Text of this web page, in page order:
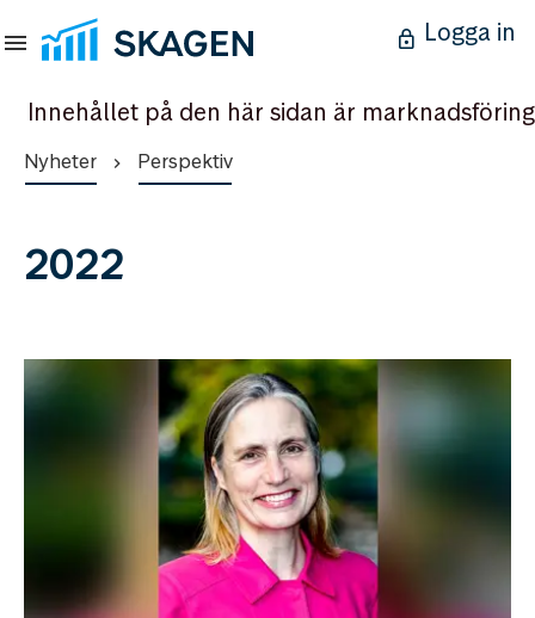
Logga in
Innehållet på den här sidan är marknadsföring
Nyheter Perspektiv
2022